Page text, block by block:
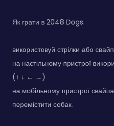
Як грати в 2048 Dogs:
використовуй стрілки або
на настільному пристрої
(↑ ↓ ← →)
на мобільному пристрої
перемістити собак.